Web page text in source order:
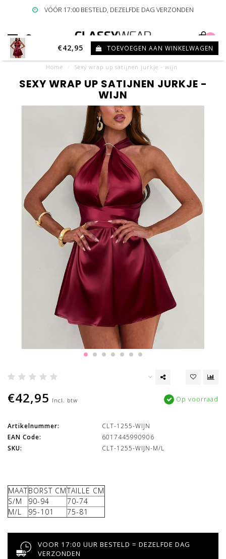
VÓÓR 17:00 BESTELD, DEZELFDE DAG VERZONDEN
Home Sexy wrap up satijnen jurkje - wijn
€42,95 TOEVOEGEN AAN WINKELWAGEN
SEXY WRAP UP SATIJNEN JURKJE -
WIJN
€42,95 Incl. btw Op voorraad
Artikelnummer:
CLT-1255-WIJN
EAN Code:
6017445990906
SKU:
CLT-1255-WIJN-M/L
MAATBORST CMTAILLE CM
S/M
90-94
70-74
M/L
95-101 75-81
VOOR 17:00 UUR BESTELD = DEZELFDE DAG
VERZONDEN